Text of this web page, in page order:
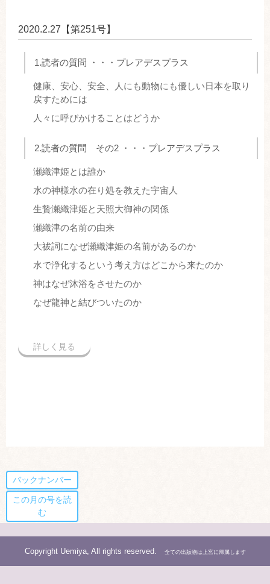
2020.2.27【第251号】
1.読者の質問 ・・・プレアデスプラス
健康、安心、安全、人にも動物にも優しい日本を取り
戻すためには
人々に呼びかけることはどうか
2.読者の質問 その2 ・・・プレアデスプラス
瀬織津姫とは誰か
水の神様水の在り処を教えた宇宙人
生贄瀬織津姫と天照大御神の関係
瀬織津の名前の由来
大祓詞になぜ瀬織津姫の名前があるのか
水で浄化するという考え方はどこから来たのか
神はなぜ沐浴をさせたのか
なぜ龍神と結びついたのか
詳しく見る
バックナンバー
この月の号を読
む
Copyright Uemiya, All rights reserved. 全ての出版物は上宮に帰属します